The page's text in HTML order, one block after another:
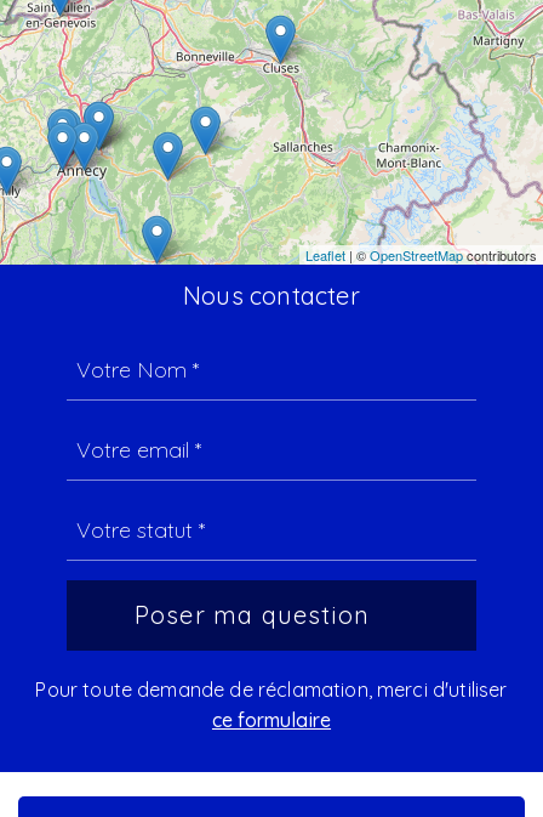
Leaflet | ©OpenStreetMapcontributors
Nous contacter
Pour toute demande de réclamation, merci d'utiliser
ce formulaire